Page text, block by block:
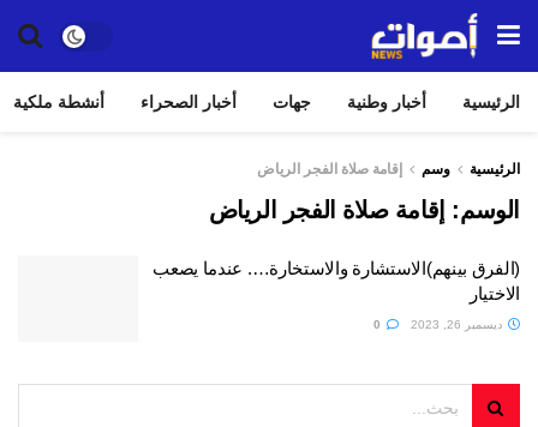
الرئيسية أخبار وطنية جهات أخبار الصحراء أنشطة ملكية
الرئيسية وسم إقامة صلاة الفجر الرياض
الوسم: إقامة صلاة الفجر الرياض
(الفرق بينهم)الاستشارة والاستخارة…. عندما يصعب
الاختيار
ديسمبر 26, 2023